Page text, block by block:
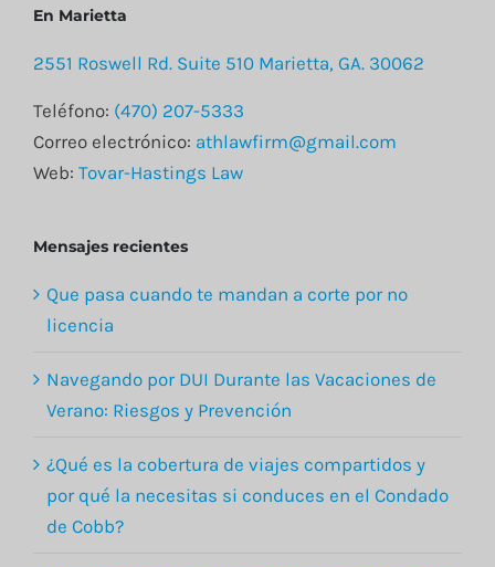
En Marietta
2551 Roswell Rd. Suite 510 Marietta, GA. 30062
Teléfono: (470) 207-5333
Correo electrónico: athlawfirm@gmail.com
Web: Tovar-Hastings Law
Mensajes recientes
Que pasa cuando te mandan a corte por no
licencia
Navegando por DUI Durante las Vacaciones de
Verano: Riesgos y Prevención
¿Qué es la cobertura de viajes compartidos y
por qué la necesitas si conduces en el Condado
de Cobb?